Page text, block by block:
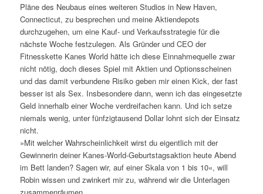
Pläne des Neubaus eines weiteren Studios in New Haven,
Connecticut, zu besprechen und meine Aktiendepots
durchzugehen, um eine Kauf- und Verkaufsstrategie für die
nächste Woche festzulegen. Als Gründer und CEO der
Fitnesskette Kanes World hätte ich diese Einnahmequelle zwar
nicht nötig, doch dieses Spiel mit Aktien und Optionsscheinen
und das damit verbundene Risiko geben mir einen Kick, der fast
besser ist als Sex. Insbesondere dann, wenn ich das eingesetzte
Geld innerhalb einer Woche verdreifachen kann. Und ich setze
niemals wenig, unter fünfzigtausend Dollar lohnt sich der Einsatz
nicht.
»Mit welcher Wahrscheinlichkeit wirst du eigentlich mit der
Gewinnerin deiner Kanes-World-Geburtstagsaktion heute Abend
im Bett landen? Sagen wir, auf einer Skala von 1 bis 10«, will
Robin wissen und zwinkert mir zu, während wir die Unterlagen